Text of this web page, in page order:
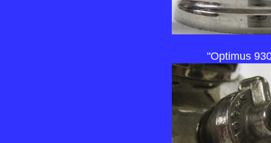
"Optimus